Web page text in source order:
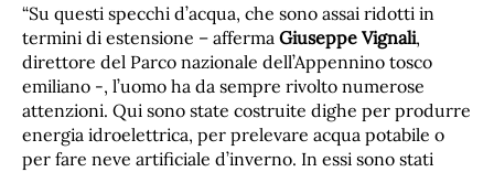
“Su questi specchi d’acqua, che sono assai ridotti in
termini di estensione – afferma Giuseppe Vignali,
direttore del Parco nazionale dell’Appennino tosco
emiliano -, l’uomo ha da sempre rivolto numerose
attenzioni. Qui sono state costruite dighe per produrre
energia idroelettrica, per prelevare acqua potabile o
per fare neve artificiale d’inverno. In essi sono stati